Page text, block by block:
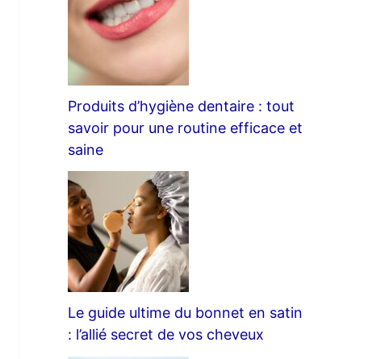
Produits d’hygiène dentaire : tout
savoir pour une routine efficace et
saine
Le guide ultime du bonnet en satin
: l’allié secret de vos cheveux